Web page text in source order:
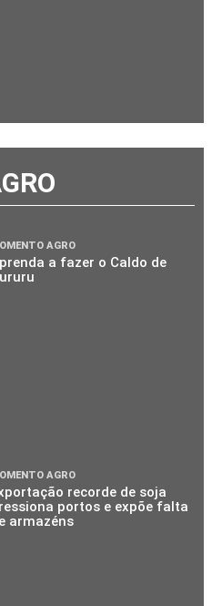
AGRO
a fazer o Caldo de
AGRO
recorde de soja
portos e expõe falta
armazéns